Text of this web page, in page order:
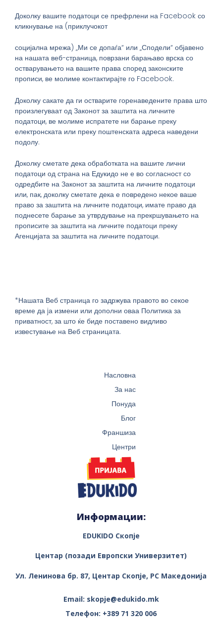
Доколку вашите податоци се префрлени на Facebook со
кликнување на (приклучокот
социјална мрежа) „Ми се допаѓа“ или „Сподели“ објавено
на нашата веб-страница, поврзани барањаво врска со
остварувањето на вашите права според законските
прописи, ве молиме контактирајте го Facebook.
Доколку сакате да ги остварите горенаведените права што
произлегуваат од Законот за заштита на личните
податоци, ве молиме испратете ни барање преку
електронската или преку поштенската адреса наведени
подолу.
Доколку сметате дека обработката на вашите лични
податоци од страна на Едукидо не е во согласност со
одредбите на Законот за заштита на личните податоци
или, пак, доколку сметате дека е повредено некое ваше
право за заштита на личните податоци, имате право да
поднесете барање за утврдување на прекршувањето на
прописите за заштита на личните податоци преку
Агенцијата за заштита на личните податоци.
*Нашата Веб страница го задржува правото во секое
време да jа измени или дополни оваа Политика за
приватност, за што ќе биде поставено видливо
известување на Веб страницата.
Информации:
EDUKIDO Скопје
Центар (позади Европски Универзитет)
Ул. Ленинова бр. 87, Центар Скопје, РС Македонија
Email: skopje@edukido.mk
Телефон: +389 71 320 006
Насловна
За нас
Понуда
Блог
Франшиза
Центри